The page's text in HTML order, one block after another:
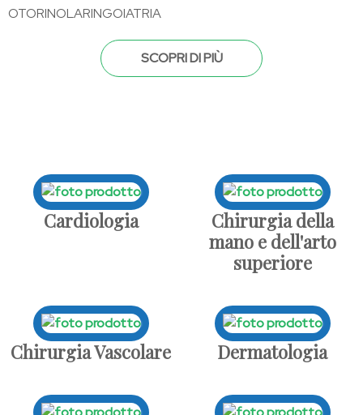
OTORINOLARINGOIATRIA
SCOPRI DI PIÙ
Cardiologia
Chirurgia della
mano e dell'arto
superiore
Chirurgia Vascolare Dermatologia